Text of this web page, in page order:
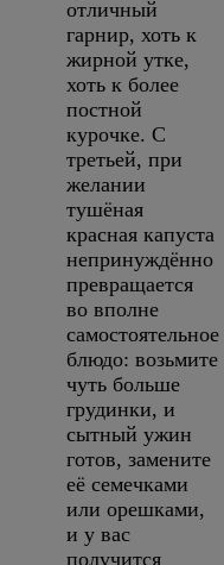
отличный
гарнир, хоть к
жирной утке,
хоть к более
постной
курочке. С
третьей, при
желании
тушёная
красная капуста
непринуждённо
превращается
во вполне
самостоятельное
блюдо: возьмите
чуть больше
грудинки, и
сытный ужин
готов, замените
её семечками
или орешками,
и у вас
получится